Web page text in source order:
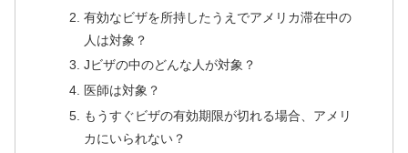
有効なビザを所持したうえでアメリカ滞在中の
人は対象？
Jビザの中のどんな人が対象？
医師は対象？
もうすぐビザの有効期限が切れる場合、アメリ
カにいられない？